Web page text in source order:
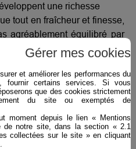
une richesse
tout en fraîcheur et finesse,
agréablement équilibré par
notes acidulées. Aérien et
et de pivoine, l’Eole blanc
et pureté persistante
Gérer mes cookies
et améliorer les performances du
fournir certains services. Si vous
que des cookies strictement
du site ou exemptés de
moment depuis le lien « Mentions
de notre site, dans la section « 2.1
collectées sur le site » en cliquant